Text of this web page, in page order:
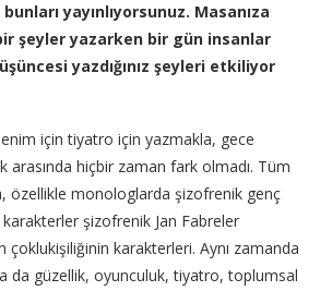
yayınlıyorsunuz. Masanıza
şeyler yazarken bir gün insanlar
yazdığınız şeyleri etkiliyor
için tiyatro için yazmakla, gece
arasında hiçbir zaman fark olmadı. Tüm
özellikle monologlarda şizofrenik genç
şizofrenik Jan Fabreler
çoklukişiliğinin karakterleri. Aynı zamanda
da güzellik, oyunculuk, tiyatro, toplumsal